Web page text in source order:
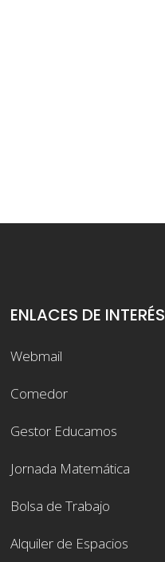
ENLACES DE INTERÉS
Webmail
Comedor
Gestor Educamos
Jornada Matemática
Bolsa de Trabajo
Alquiler de Espacios